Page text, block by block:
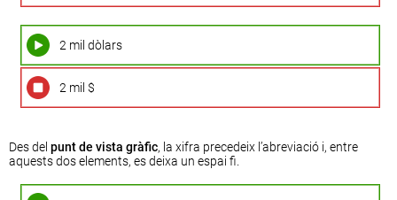
2 mil dòlars
2 mil $
Des del punt de vista gràfic, la xifra precedeix l’abreviació i, entre
aquests dos elements, es deixa un espai fi.